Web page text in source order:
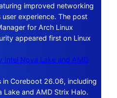
improved networking
experience. The post
for Arch Linux
appeared first on Linux
Intel Nova Lake and AMD
in Coreboot 26.06, including
and AMD Strix Halo.